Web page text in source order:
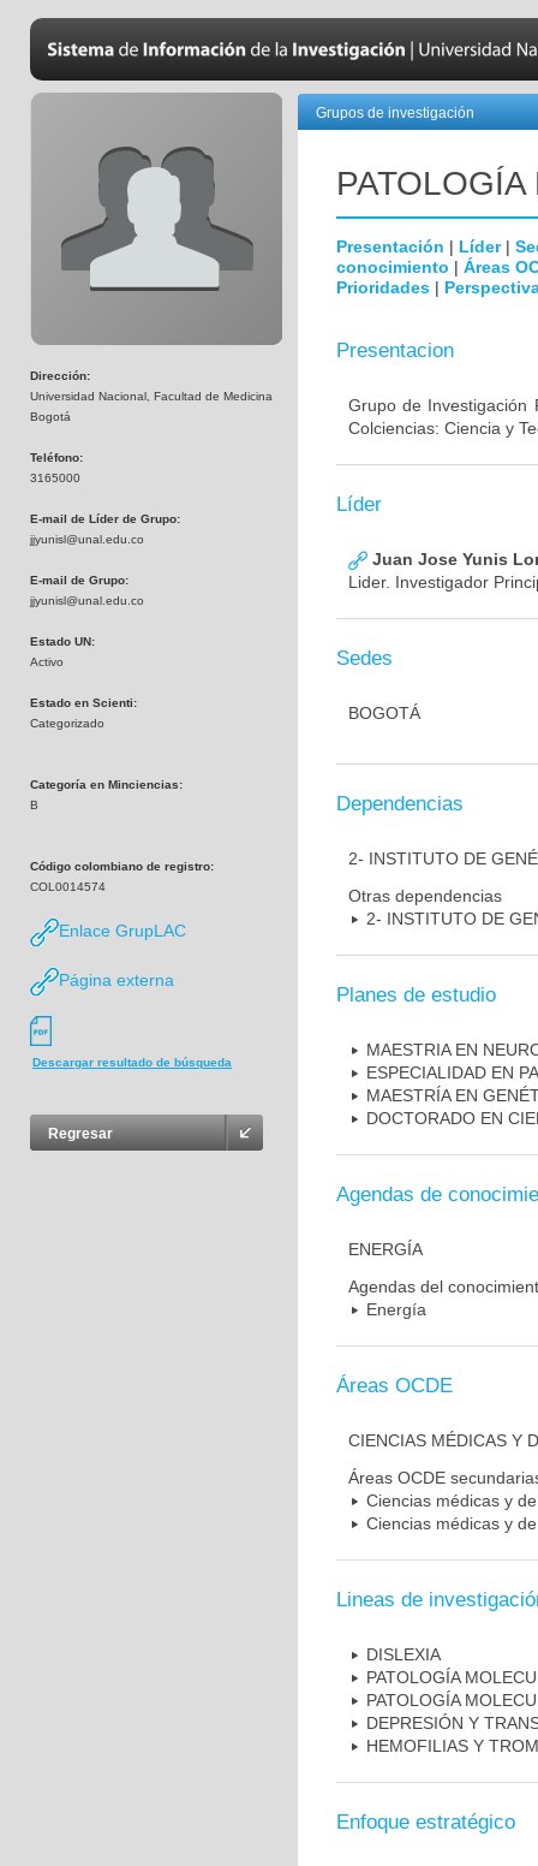
Dirección:
Universidad Nacional, Facultad de Medicina
Bogotá
Teléfono:
3165000
E-mail de Líder de Grupo:
jjyunisl@unal.edu.co
E-mail de Grupo:
jjyunisl@unal.edu.co
Estado UN:
Activo
Estado en Scienti:
Categorizado
Categoría en Minciencias:
B
Código colombiano de registro:
COL0014574
Enlace GrupLAC
Página externa
Descargar resultado de búsqueda
Regresar
Grupos de investigación
Presentación | Líder|
conocimiento | Áreas
Prioridades |
Presentacion
Grupo de Investigación
Colciencias: Ciencia y
Líder
Juan Jose Yunis
Lider. Investigador
Sedes
BOGOTÁ
Dependencias
2- INSTITUTO DE
Otras dependencias
2- INSTITUTO DE
Planes de estudio
MAESTRIA EN
ESPECIALIDAD EN
MAESTRÍA EN
DOCTORADO EN
Agendas de
ENERGÍA
Agendas del
Energía
Áreas OCDE
CIENCIAS MÉDICAS Y
Áreas OCDE
Ciencias médicas y
Ciencias médicas y
Lineas de
DISLEXIA
PATOLOGÍA
PATOLOGÍA
DEPRESIÓN Y
HEMOFILIAS Y
Enfoque estratégico